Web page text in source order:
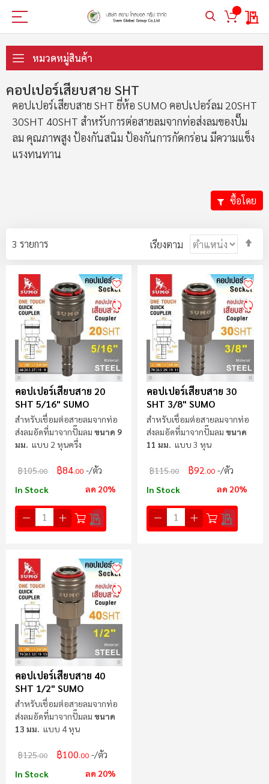
My
ไป
ที่
หมวดหมู่สินค้า
คอปเปอร์เสียบสาย SHT
คอปเปอร์เสียบสาย SHT ยี่ห้อ SUMO คอปเปอร์ลม 20SHT
30SHT 40SHT สำหรับการต่อสายลมจากท่อส่งลมของปั๊ม
ลม คุณภาพสูง ป้องกันสนิม ป้องกันการกัดกร่อน มีความแข็ง
แรงทนทาน
3 รายการ เรียงตาม
คอปเปอร์เสียบสาย 20
SHT 5/16" SUMO
สำหรับเชื่อมต่อสายลมจากท่อ
ส่งลมอัดที่มาจากปั๊มลม ขนาด 9
มม. แบบ 2 หุนครึ่ง
฿105.00 ฿84.00 /ตัว
In Stock ลด 20%
คอปเปอร์เสียบสาย 30
SHT 3/8" SUMO
สำหรับเชื่อมต่อสายลมจากท่อ
ส่งลมอัดที่มาจากปั๊มลม ขนาด
11 มม. แบบ 3 หุน
฿115.00 ฿92.00 /ตัว
In Stock ลด 20%
คอปเปอร์เสียบสาย 40
SHT 1/2" SUMO
สำหรับเชื่อมต่อสายลมจากท่อ
ส่งลมอัดที่มาจากปั๊มลม ขนาด
13 มม. แบบ 4 หุน
฿125.00 ฿100.00 /ตัว
In Stock ลด 20%
ซื้อโดย